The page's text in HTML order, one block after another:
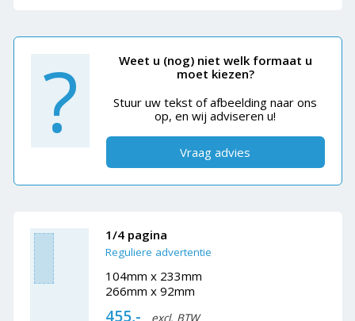
?
Weet u (nog) niet welk formaat u
moet kiezen?
Stuur uw tekst of afbeelding naar ons
op, en wij adviseren u!
Vraag advies
1/4 pagina
Reguliere advertentie
104mm x 233mm
266mm x 92mm
455,- excl. BTW